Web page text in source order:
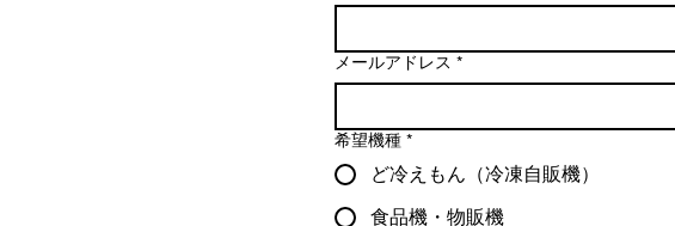
メールアドレス *
希望機種 *
ど冷えもん（冷凍自販機）
食品機・物販機